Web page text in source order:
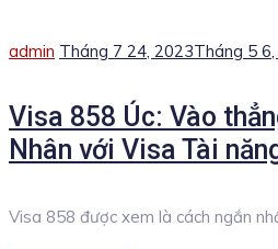
Author
admin Posted
Tháng 7 24, 2023Tháng 5
Visa 858 Úc: Vào
Nhân với Visa Tài
Visa 858 được xem là cách ngắn